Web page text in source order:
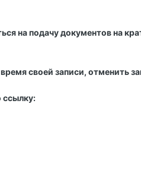
на подачу документов на
своей записи, отменить